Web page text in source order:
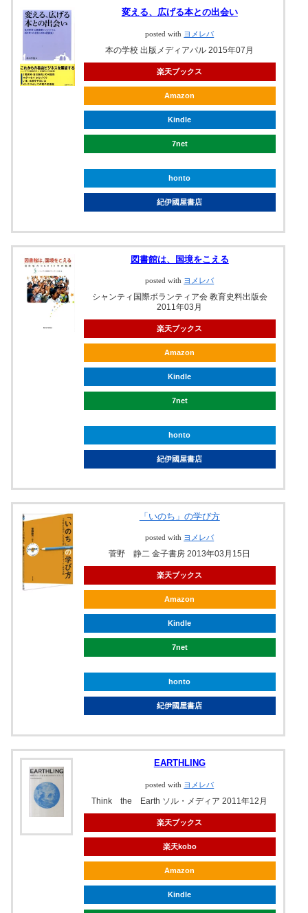
変える、広げる本との出会い
posted with ヨメレバ
本の学校 出版メディアパル 2015年07月
楽天ブックス
Amazon
Kindle
7net
honto
紀伊國屋書店
図書館は、国境をこえる
posted with ヨメレバ
シャンティ国際ボランティア会 教育史料出版会
2011年03月
楽天ブックス
Amazon
Kindle
7net
honto
紀伊國屋書店
「いのち」の学び方
posted with ヨメレバ
菅野 静二 金子書房 2013年03月15日
楽天ブックス
Amazon
Kindle
7net
honto
紀伊國屋書店
EARTHLING
posted with ヨメレバ
Think the Earth ソル・メディア 2011年12月
楽天ブックス
楽天kobo
Amazon
Kindle